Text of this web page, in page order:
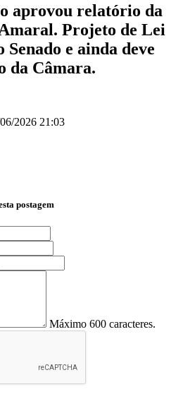
aprovou relatório da
Projeto de Lei
e ainda deve
da Câmara.
2026 21:03
postagem
Máximo 600 caracteres.